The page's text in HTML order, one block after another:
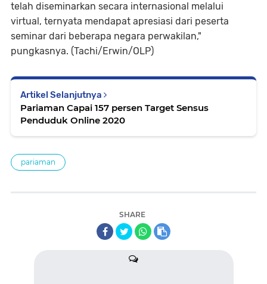
telah diseminarkan secara internasional melalui
virtual, ternyata mendapat apresiasi dari peserta
seminar dari beberapa negara perwakilan,"
pungkasnya. (Tachi/Erwin/OLP)
Artikel Selanjutnya
Pariaman Capai 157 persen Target Sensus
Penduduk Online 2020
pariaman
SHARE